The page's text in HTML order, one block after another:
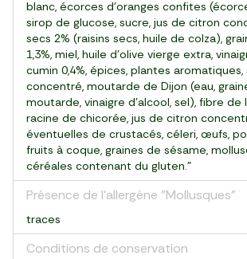
blanc, écorces d'oranges confites
sirop de glucose, sucre, jus de citron
secs 2% (raisins secs, huile de colza),
1,3%, miel, huile d’olive vierge extra,
cumin 0,4%, épices, plantes aromatiques,
concentré, moutarde de Dijon (eau,
moutarde, vinaigre d'alcool, sel), fibre de
racine de chicorée, jus de citron
éventuelles de crustacés, céleri, œufs,
fruits à coque, graines de sésame,
céréales contenant du gluten."
Présence de l'allergène "Mollusques"
traces
Conditions de conservation